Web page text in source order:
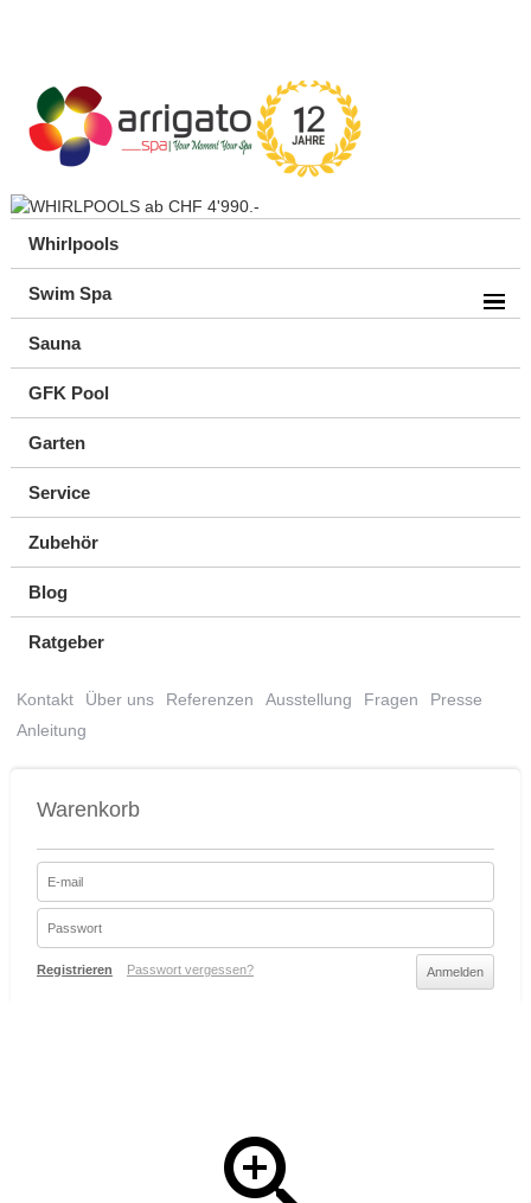
Whirlpools
Swim Spa
Sauna
GFK Pool
Garten
Service
Zubehör
Blog
Ratgeber
Kontakt Über uns Referenzen Ausstellung Fragen
Presse
Anleitung
Warenkorb
Registrieren Passwort vergessen?